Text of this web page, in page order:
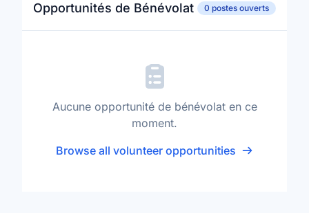
Opportunités de Bénévolat 0 postes ouverts
Aucune opportunité de bénévolat en ce
moment.
Browse all volunteer opportunities